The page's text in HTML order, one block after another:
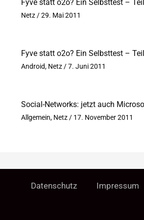
Fyve statt o2o? Ein Selbsttest –
Netz/29. Mai 2011
Fyve statt o2o? Ein Selbsttest –
Android, Netz/7. Juni 2011
Social-Networks: jetzt auch
Allgemein, Netz/ 17. November 2011
Datenschutz Impressum